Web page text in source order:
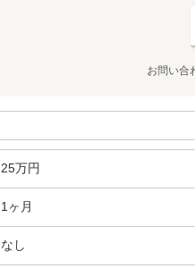
お問い合
25万円
1ヶ月
なし